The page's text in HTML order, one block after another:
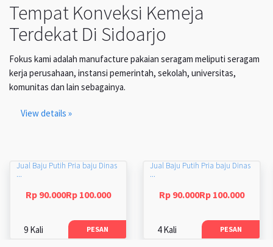
Tempat Konveksi Kemeja
Terdekat Di Sidoarjo
Fokus kami adalah manufacture pakaian seragam meliputi seragam
kerja perusahaan, instansi pemerintah, sekolah, universitas,
komunitas dan lain sebagainya.
View details »
Jual Baju Putih Pria baju Dinas
...
Rp 90.000Rp 100.000
9 Kali PESAN
Jual Baju Putih Pria baju Dinas
...
Rp 90.000Rp 100.000
4 Kali PESAN